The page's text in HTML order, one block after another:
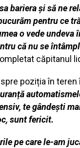
bariera și să ne
pentru ce
o vede
că nu se
căpitanul
poziția în
te gândești
sunt fericit.
pe care le-am